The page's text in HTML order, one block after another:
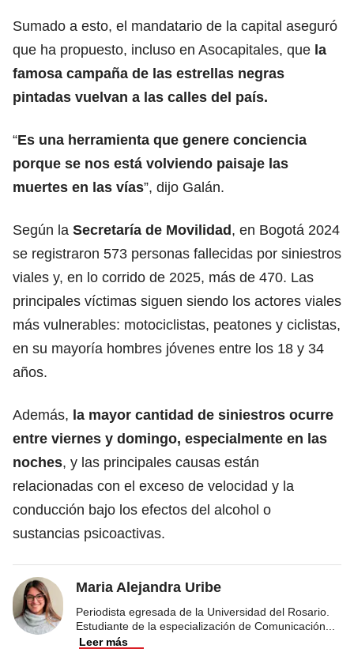
Sumado a esto, el mandatario de la capital aseguró
que ha propuesto, incluso en Asocapitales, que la
famosa campaña de las estrellas negras
pintadas vuelvan a las calles del país.
“Es una herramienta que genere conciencia
porque se nos está volviendo paisaje las
muertes en las vías”, dijo Galán.
Según la Secretaría de Movilidad, en Bogotá 2024
se registraron 573 personas fallecidas por siniestros
viales y, en lo corrido de 2025, más de 470. Las
principales víctimas siguen siendo los actores viales
más vulnerables: motociclistas, peatones y ciclistas,
en su mayoría hombres jóvenes entre los 18 y 34
años.
Además, la mayor cantidad de siniestros ocurre
entre viernes y domingo, especialmente en las
noches, y las principales causas están
relacionadas con el exceso de velocidad y la
conducción bajo los efectos del alcohol o
sustancias psicoactivas.
Maria Alejandra Uribe
Periodista egresada de la Universidad del Rosario.
Estudiante de la especialización de Comunicación
Leer más